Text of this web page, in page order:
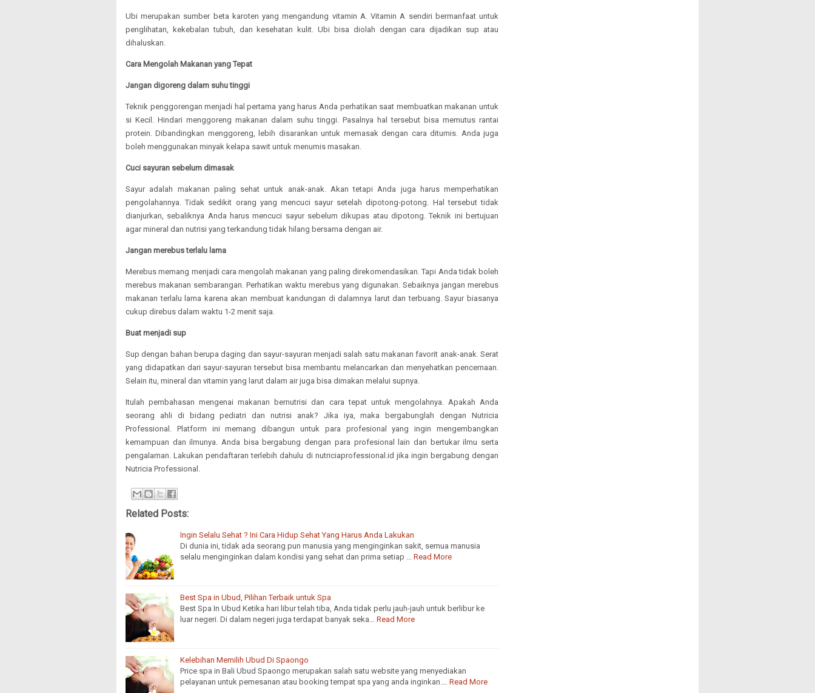
Ubi merupakan sumber beta karoten yang mengandung vitamin A. Vitamin A sendiri bermanfaat untuk
penglihatan, kekebalan tubuh, dan kesehatan kulit. Ubi bisa diolah dengan cara dijadikan sup atau
dihaluskan.
Cara Mengolah Makanan yang Tepat
Jangan digoreng dalam suhu tinggi
Teknik penggorengan menjadi hal pertama yang harus Anda perhatikan saat membuatkan makanan untuk
si Kecil. Hindari menggoreng makanan dalam suhu tinggi. Pasalnya hal tersebut bisa memutus rantai
protein. Dibandingkan menggoreng, lebih disarankan untuk memasak dengan cara ditumis. Anda juga
boleh menggunakan minyak kelapa sawit untuk menumis masakan.
Cuci sayuran sebelum dimasak
Sayur adalah makanan paling sehat untuk anak-anak. Akan tetapi Anda juga harus memperhatikan
pengolahannya. Tidak sedikit orang yang mencuci sayur setelah dipotong-potong. Hal tersebut tidak
dianjurkan, sebaliknya Anda harus mencuci sayur sebelum dikupas atau dipotong. Teknik ini bertujuan
agar mineral dan nutrisi yang terkandung tidak hilang bersama dengan air.
Jangan merebus terlalu lama
Merebus memang menjadi cara mengolah makanan yang paling direkomendasikan. Tapi Anda tidak boleh
merebus makanan sembarangan. Perhatikan waktu merebus yang digunakan. Sebaiknya jangan merebus
makanan terlalu lama karena akan membuat kandungan di dalamnya larut dan terbuang. Sayur biasanya
cukup direbus dalam waktu 1-2 menit saja.
Buat menjadi sup
Sup dengan bahan berupa daging dan sayur-sayuran menjadi salah satu makanan favorit anak-anak. Serat
yang didapatkan dari sayur-sayuran tersebut bisa membantu melancarkan dan menyehatkan pencernaan.
Selain itu, mineral dan vitamin yang larut dalam air juga bisa dimakan melalui supnya.
Itulah pembahasan mengenai makanan bernutrisi dan cara tepat untuk mengolahnya. Apakah Anda
seorang ahli di bidang pediatri dan nutrisi anak? Jika iya, maka bergabunglah dengan Nutricia
Professional. Platform ini memang dibangun untuk para profesional yang ingin mengembangkan
kemampuan dan ilmunya. Anda bisa bergabung dengan para profesional lain dan bertukar ilmu serta
pengalaman. Lakukan pendaftaran terlebih dahulu di nutriciaprofessional.id jika ingin bergabung dengan
Nutricia Professional.
Related Posts:
Ingin Selalu Sehat ? Ini Cara Hidup Sehat Yang Harus Anda Lakukan
Di dunia ini, tidak ada seorang pun manusia yang menginginkan sakit, semua manusia
selalu menginginkan dalam kondisi yang sehat dan prima setiap …
Read More
Best Spa in Ubud, Pilihan Terbaik untuk Spa
Best Spa In Ubud Ketika hari libur telah tiba, Anda tidak perlu jauh-jauh untuk berlibur ke
luar negeri. Di dalam negeri juga terdapat banyak seka…
Read More
Kelebihan Memilih Ubud Di Spaongo
Price spa in Bali Ubud Spaongo merupakan salah satu website yang menyediakan
pelayanan untuk pemesanan atau booking tempat spa yang anda inginkan.…
Read More